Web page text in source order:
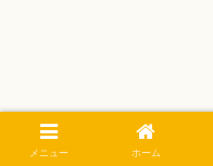
メニュー ホーム